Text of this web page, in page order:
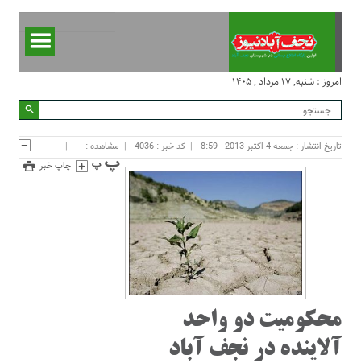
امروز : شنبه, ۱۷ مرداد , ۱۴۰۵
تاریخ انتشار : جمعه 4 اکتبر 2013 - 8:59 کد خبر : 4036 مشاهده : -
چاپ خبر
محکومیت دو واحد
آلاینده در نجف آباد